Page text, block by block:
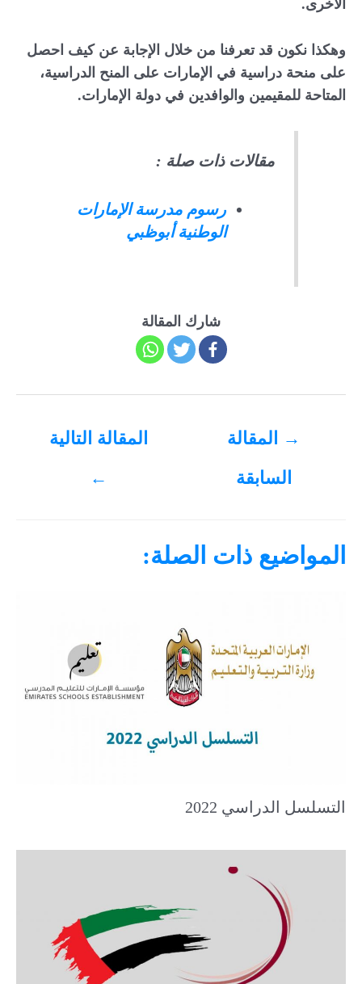
الأخرى.
وهكذا نكون قد تعرفنا من خلال الإجابة عن كيف احصل
على منحة دراسية في الإمارات على المنح الدراسية،
المتاحة للمقيمين والوافدين في دولة الإمارات.
مقالات ذات صلة :
رسوم مدرسة الإمارات
الوطنية أبوظبي
شارك المقالة
→
المقالة
السابقة
المقالة التالية
←
المواضيع ذات الصلة:
التسلسل الدراسي 2022